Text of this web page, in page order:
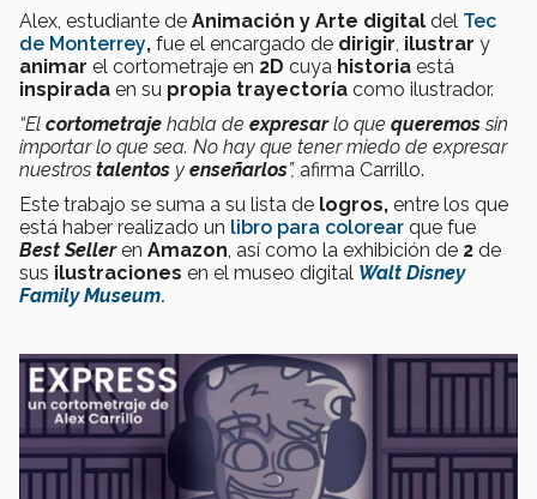
Alex, estudiante de Animación y Arte digital del Tec
de Monterrey, fue el encargado de dirigir ilustrar y
animar el cortometraje en 2D cuya historia está
inspirada en su propia trayectoría como ilustrador.
“El cortometraje habla de expresarlo que queremossin
importar lo que sea. No hay que tener miedo de expresar
nuestros talentos y enseñarlos”, afirma Carrillo.
Este trabajo se suma a su lista de logros, entre los que
está haber realizado un libro para colorear que fue
Best Selleren Amazon , así como la exhibición de 2 de
sus ilustraciones en el museo digital Walt Disney
Family Museum.